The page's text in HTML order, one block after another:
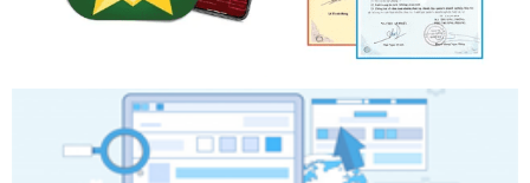
Số kí hiệu:2304/QĐ-UBND
Tên: Quyết định công bố Danh mục thủ tục hành chính
được sửa đổi, bổ sung và phê duyệt Quy trình nội bộ, quy
trình điện tử giải quyết thủ tục hành chính trong lĩnh vực Du
lịch thuộc phạm vi chức năng quản lý của Sở Văn hóa, Thể
thao và Du lịch
Ngày ban hành: 01/06/2026